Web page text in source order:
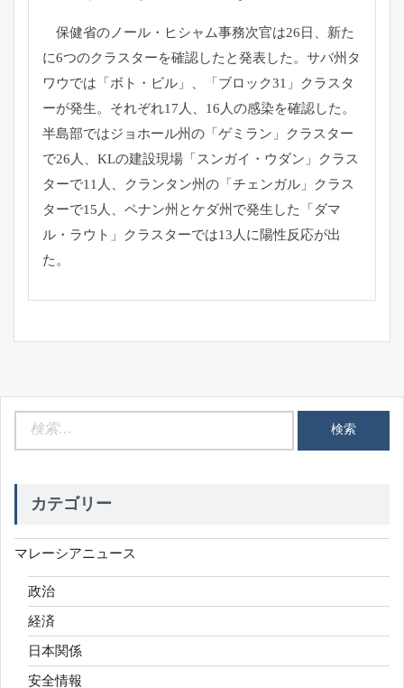
保健省のノール・ヒシャム事務次官は26日、 新た
に6つのクラスターを確認したと発表した。 サバ州タ
ワウでは「ボト・ビル」、「ブロック31」
クラスタ
ーが発生。それぞれ17人、16人の感染を確認した。
半島部ではジョホール州の「ゲミラン」クラスター
で26人、 KLの建設現場「スンガイ・ウダン」クラス
ターで11人、
クランタン州の「チェンガル」クラス
ターで15人、 ペナン州とケダ州で発生した「ダマ
ル・ラウト」
クラスターでは13人に陽性反応が出
た。
カテゴリー
マレーシアニュース
政治
経済
日本関係
安全情報